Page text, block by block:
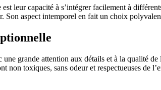
est leur capacité à s’intégrer facilement à
Son aspect intemporel en fait un choix
grande attention aux détails et à la qualité
non toxiques, sans odeur et respectueuses de